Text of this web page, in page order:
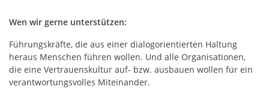
Wen wir gerne unterstützen:
Führungskräfte, die aus einer dialogorientierten Haltung
heraus Menschen führen wollen. Und alle Organisationen,
die eine Vertrauenskultur auf- bzw. ausbauen wollen für ein
verantwortungsvolles Miteinander.